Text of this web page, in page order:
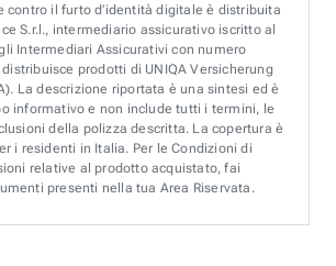
contro il furto d’identità digitale è distribuita
S.r.l., intermediario assicurativo iscritto al
Intermediari Assicurativi con numero
prodotti di UNIQA Versicherung
La descrizione riportata è una sintesi ed è
informativo e non include tutti i termini, le
della polizza descritta. La copertura è
i residenti in Italia. Per le Condizioni di
relative al prodotto acquistato, fai
presenti nella tua Area Riservata.